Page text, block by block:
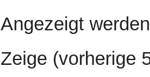
Angezeigt
Zeige (vorherige